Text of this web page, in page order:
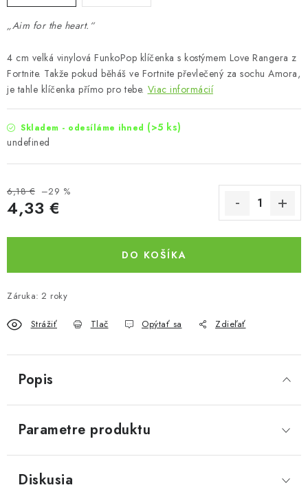
„Aim for the heart.“
4 cm velká vinylová FunkoPop klíčenka s kostýmem Love Rangera z
Fortnite. Takže pokud běháš ve Fortnite převlečený za sochu Amora,
je tahle klíčenka přímo pro tebe. Viac informácií
Skladem - odesíláme ihned (>5 ks)
undefined
6,18 € –29 %
4,33 €
DO KOŠÍKA
Záruka: 2 roky
Tlač Opýtať sa
Strážiť Zdieľať
Popis
Parametre produktu
Diskusia